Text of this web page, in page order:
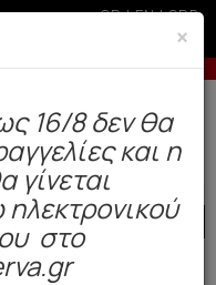
GR|EN|SRB
-10% σε
σε 3-5 εργάσιμες.
SALE
×
16/8 δεν θα
και η
γίνεται
στο